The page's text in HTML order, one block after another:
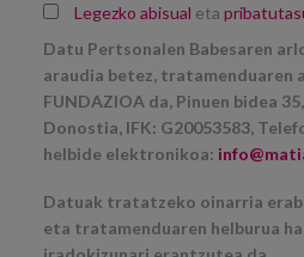
Legezko abisual eta
Datu Pertsonalen Babesaren
araudia betez, tratamenduaren
FUNDAZIOA da, Pinuen bidea
Donostia, IFK: G20053583,
helbide elektronikoa:
Datuak tratatzeko oinarria
eta tratamenduaren helburua